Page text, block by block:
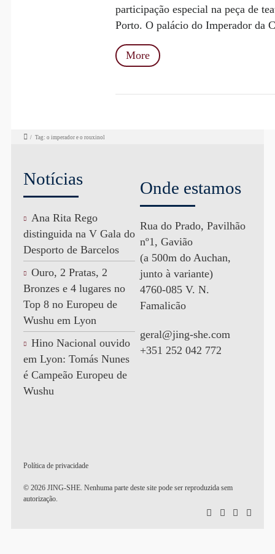
participação especial na peça de
Porto. O palácio do Imperador da
More
/ Tag: o imperador e o rouxinol
Notícias
Ana Rita Rego
distinguida na V Gala do
Desporto de Barcelos
Ouro, 2 Pratas, 2
Bronzes e 4 lugares no
Top 8 no Europeu de
Wushu em Lyon
Hino Nacional ouvido
em Lyon: Tomás Nunes
é Campeão Europeu de
Wushu
Onde estamos
Rua do Prado, Pavilhão
nº1, Gavião
(a 500m do Auchan,
junto à variante)
4760-085 V. N.
Famalicão
geral@jing-she.com
+351 252 042 772
Política de privacidade
© 2026 JING-SHE. Nenhuma parte deste site pode ser reproduzida sem
autorização.